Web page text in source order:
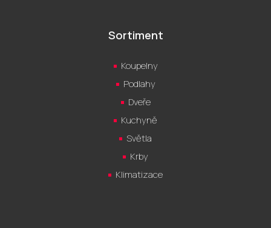
Sortiment
Koupelny
Podlahy
Dveře
Kuchyně
Světla
Krby
Klimatizace